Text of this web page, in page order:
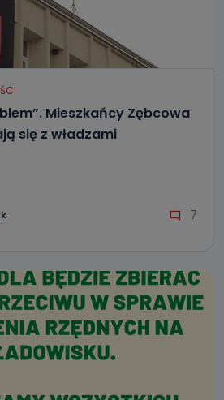
Mieszkańcy Zębcowa
się z władzami
7